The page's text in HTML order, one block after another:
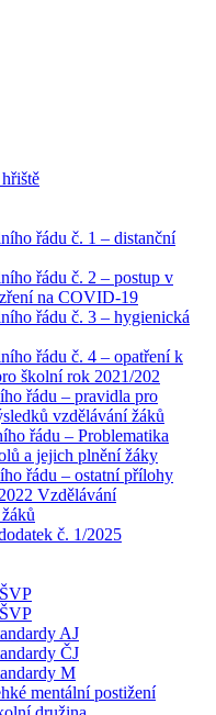
řádu č. 1 – distanční
řádu č. 2 – postup v
na COVID-19
řádu č. 3 – hygienická
řádu č. 4 – opatření k
školní rok 2021/202
řádu – pravidla pro
vzdělávání žáků
řádu – Problematika
a jejich plnění žáky
řádu – ostatní přílohy
Vzdělávání
č. 1/2025
AJ
ČJ
M
mentální postižení